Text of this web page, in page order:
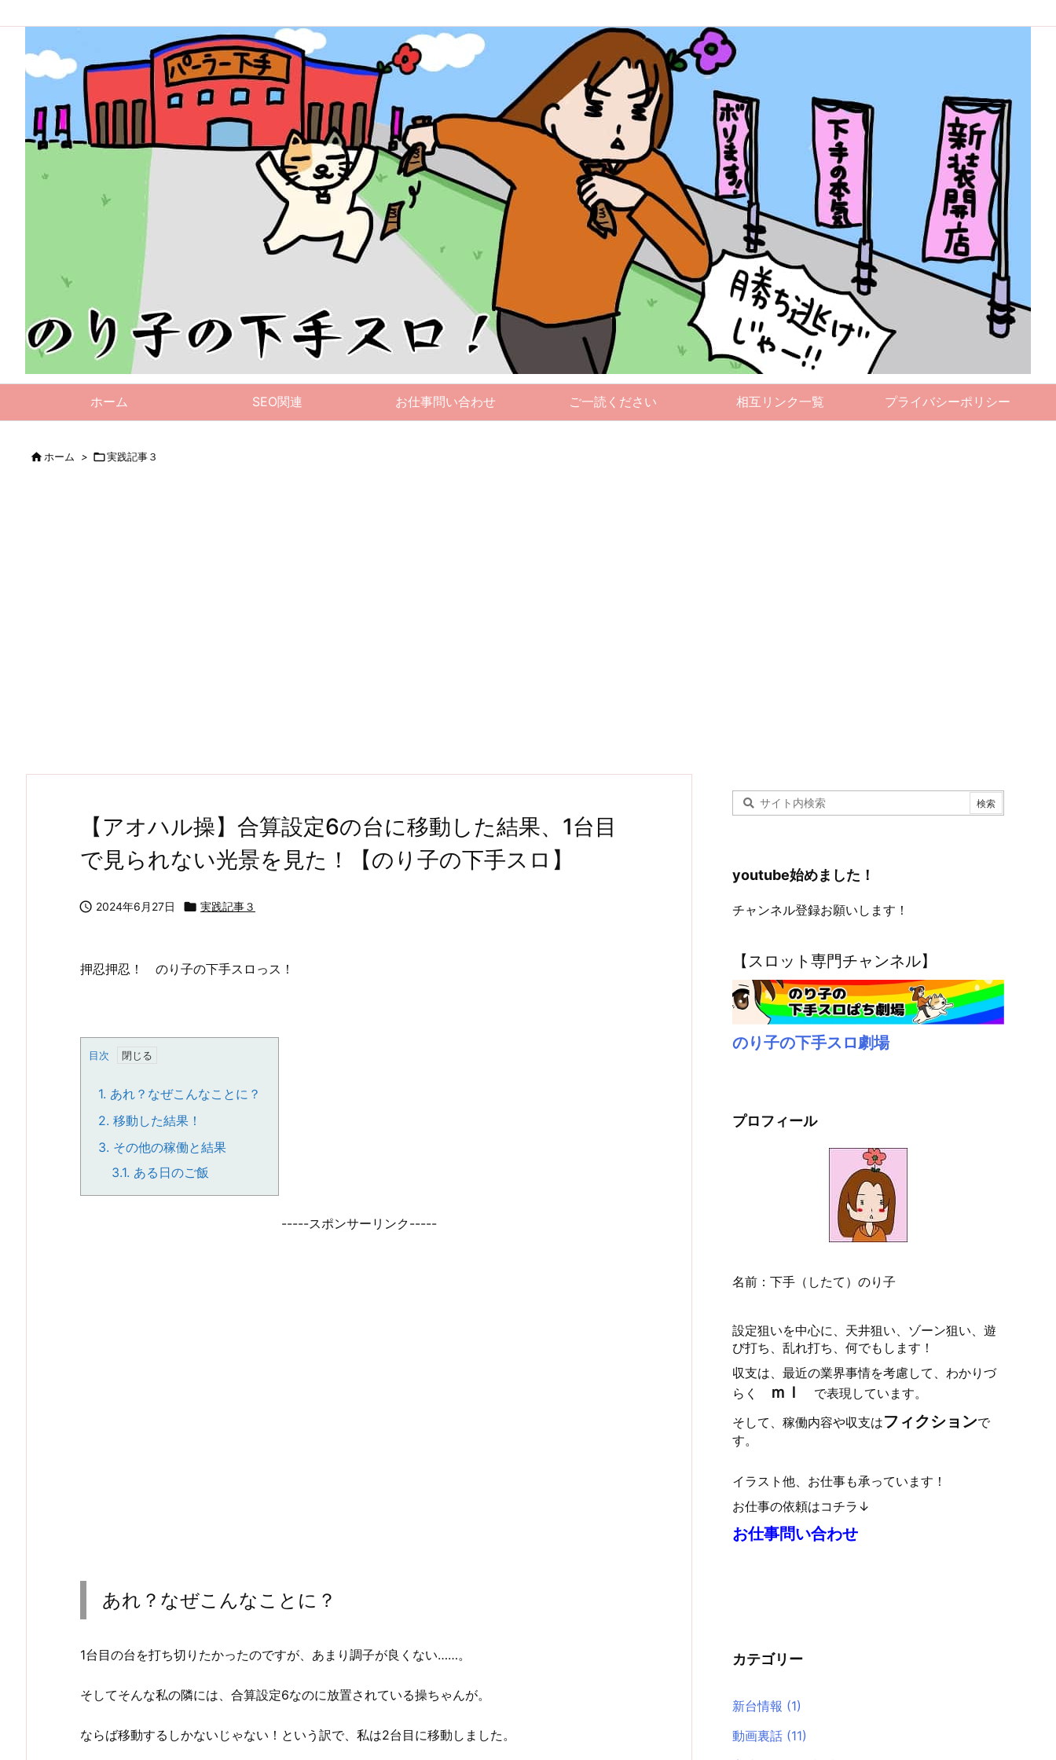
ホーム SEO関連 お仕事問い合わせ ご一読ください 相互リンク一覧 プライバシーポリシー
ホーム > 実践記事３
【アオハル操】合算設定6の台に移動した結果、1台目
で見られない光景を見た！【のり子の下手スロ】
 2024年6月27日  実践記事３
押忍押忍！ のり子の下手スロっス！
目次
1. あれ？なぜこんなことに？
2. 移動した結果！
3. その他の稼働と結果
3.1. ある日のご飯
-----スポンサーリンク-----
あれ？なぜこんなことに？
1台目の台を打ち切りたかったのですが、あまり調子が良くない……。
そしてそんな私の隣には、合算設定6なのに放置されている操ちゃんが。
ならば移動するしかないじゃない！という訳で、私は2台目に移動しました。
youtube始めました！
チャンネル登録お願いします！
【スロット専門チャンネル】
のり子の下手スロ劇場
プロフィール
名前：下手（したて）のり子
設定狙いを中心に、天井狙い、ゾーン狙い、遊
び打ち、乱れ打ち、何でもします！
収支は、最近の業界事情を考慮して、わかりづ
らく
ｍｌ
で表現しています。
そして、稼働内容や収支はフィクションで
す。
イラスト他、お仕事も承っています！
お仕事の依頼はコチラ↓
お仕事問い合わせ
カテゴリー
新台情報 (1)
動画裏話 (11)